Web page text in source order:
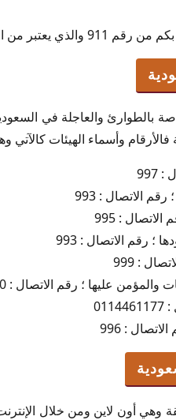
بالطوارئ والعاجلة في الدولة .
بالطوارئ والعاجلة في
وأسماء الهيئات كالآتي
الاتصال : 993
: 995
؛ رقم الاتصال : 993
: 999
عليها ؛ رقم الاتصال : 920000560
: 996
وهي أون لاين ومن خلال